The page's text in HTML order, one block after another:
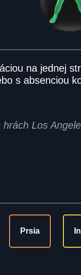
na jednej
s absenciou
Los
Prsia